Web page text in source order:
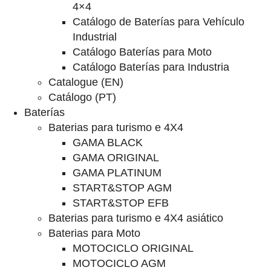
4×4
Catálogo de Baterías para Vehículo
Industrial
Catálogo Baterías para Moto
Catálogo Baterías para Industria
Catalogue (EN)
Catálogo (PT)
Baterías
Baterias para turismo e 4X4
GAMA BLACK
GAMA ORIGINAL
GAMA PLATINUM
START&STOP AGM
START&STOP EFB
Baterias para turismo e 4X4 asiático
Baterias para Moto
MOTOCICLO ORIGINAL
MOTOCICLO AGM